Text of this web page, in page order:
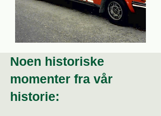
Noen historiske
momenter fra vår
historie: